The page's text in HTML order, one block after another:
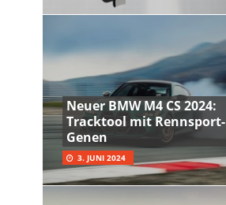
Neuer BMW M4 CS 2024:
Tracktool mit Rennsport-
Genen
3. JUNI 2024